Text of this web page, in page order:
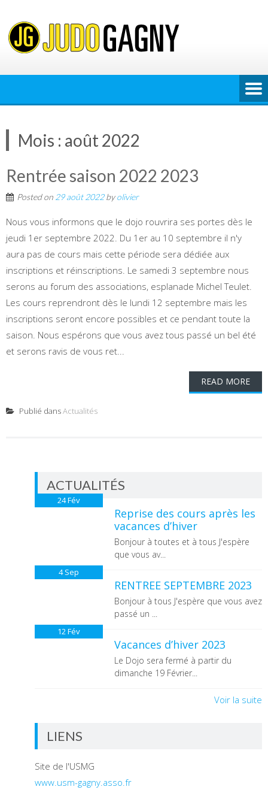
content
Mois : août 2022
Rentrée saison 2022 2023
Posted on 29 août 2022byolivier
Nous vous informons que le dojo rouvrira ses portes dès le
jeudi 1er septembre 2022. Du 1er au 10 septembre il n'y
aura pas de cours mais cette période sera dédiée aux
inscriptions et réinscriptions. Le samedi 3 septembre nous
serons au forum des associations, esplanade Michel Teulet.
Les cours reprendront dès le lundi 12 septembre mais les
inscriptions seront encore possibles et ce pendant toute la
saison. Nous espérons que vous avez tous passé un bel été
et serons ravis de vous ret...
READ MORE
Publié dansActualités
ACTUALITÉS
24Fév
Reprise des cours après les
vacances d’hiver
Bonjour à toutes et à tous J'espère
que vous av...
4 Sep
RENTREE SEPTEMBRE 2023
Bonjour à tous J'espère que vous avez
passé un ...
12Fév
Vacances d’hiver 2023
Le Dojo sera fermé à partir du
dimanche 19 Février...
Voir la suite
LIENS
Site de l'USMG
www.usm-gagny.asso.fr